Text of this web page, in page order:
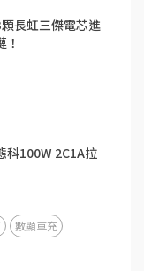
長虹三傑電芯進
科100W 2C1A拉
數顯車充